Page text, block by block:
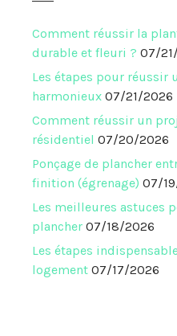
Comment réussir la
durable et fleuri ? 07/
Les étapes pour réussir
harmonieux 07/21/2026
Comment réussir un
résidentiel 07/20/2026
Ponçage de plancher
finition (égrenage) 07/
Les meilleures astuces
plancher 07/18/2026
Les étapes
logement 07/17/2026